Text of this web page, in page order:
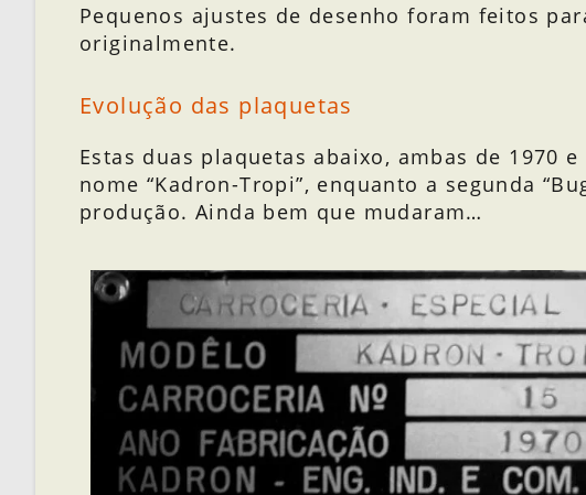
Pequenos ajustes de desenho foram feitos
originalmente.
Evolução das plaquetas
Estas duas plaquetas abaixo, ambas de 1970
nome “Kadron-Tropi”, enquanto a segunda
produção. Ainda bem que mudaram…